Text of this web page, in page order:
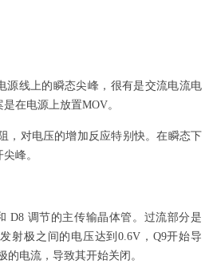
线上的瞬态尖峰，很有是交流电流电
在电源上放置MOV。
对电压的增加反应特别快。在瞬态下
峰。
调节的主传输晶体管。过流部分是
射极之间的电压达到0.6V，Q9开始导
的电流，导致其开始关闭。